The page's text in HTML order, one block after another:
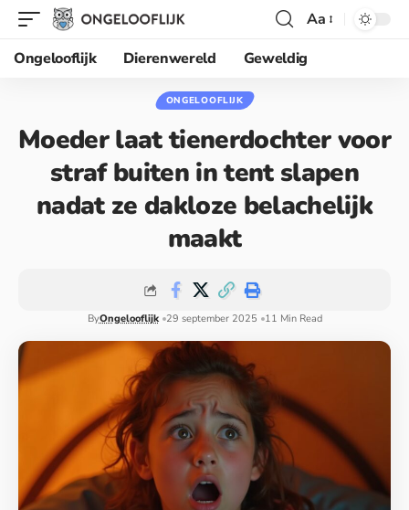
Aa
Ongelooflijk
Dierenwereld Geweldig
ONGELOOFLIJK
Moeder laat tienerdochter voor
straf buiten in tent slapen
nadat ze dakloze belachelijk
maakt
ByOngelooflijk 29 september 2025 11 Min Read